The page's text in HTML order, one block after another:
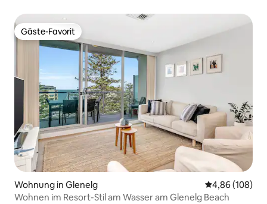
Gäste-Favorit
Gäste-Favorit
Wohnung in Glenelg
4,86 (108)
Wohnen im Resort-Stil am Wasser am Glenelg Beach